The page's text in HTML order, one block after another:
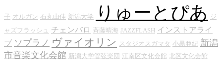
子 オルガン 石丸由佳 新潟大学 りゅーとぴあ
ジ
ャズフラッシュ チェンバロ 斉藤晴海 JAZZFLASH インストアライ
ブ ソプラノ ヴァイオリン スタジオスガマタ 小黒亜紀 新潟
市音楽文化会館 新潟大学管弦楽団 江南区文化会館 北区文化会館